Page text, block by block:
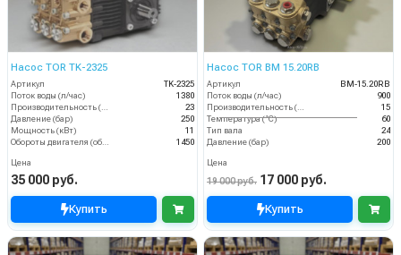
Насос TOR TK-2325
Артикул
TK-2325
Поток воды (л/час)
1380
23
Давление (бар)
250
Мощность (кВт)
11
1450
Цена
35 000 руб.
Купить
Насос TOR BM 15.20RB
Артикул
BM-15.20RB
Поток воды (л/час)
900
15
Температура (°C)
60
Тип вала
24
Давление (бар)
200
Цена
19 000 руб. 17 000 руб.
Купить